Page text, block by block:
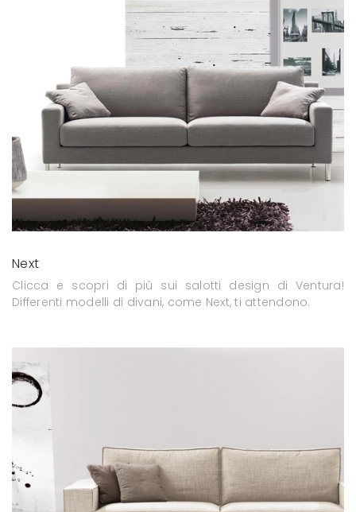
Next
Clicca e scopri di più sui salotti design di Ventura!
Differenti modelli di divani, come Next, ti attendono.